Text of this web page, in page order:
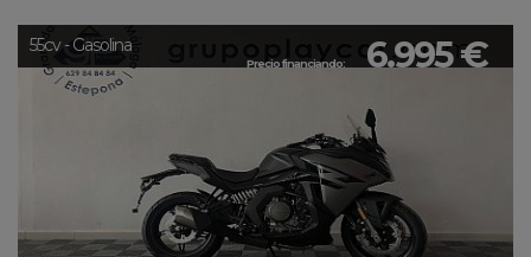
Precio financiando: 6.995 €
55cv - Gasolina